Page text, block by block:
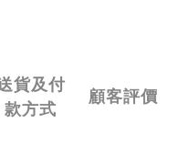
貨及付
款方式
顧客評價